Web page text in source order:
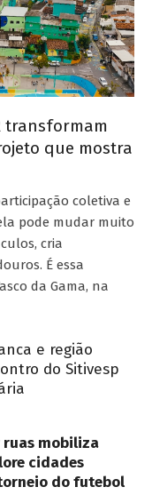
transformam
que mostra
coletiva e
pode mudar muito
cria
É essa
da Gama, na
e região
do Sitivesp
mobiliza
cidades
do futebol